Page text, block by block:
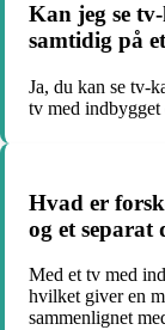
Kan jeg se
samtidig på
Ja, du kan se tv-
tv med
Hvad er
og et separat
Med et tv med
hvilket giver en
sammenlignet